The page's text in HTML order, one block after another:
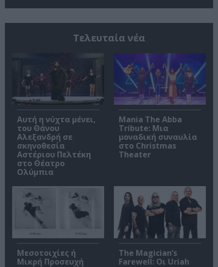
Τελευταία νέα
Αυτή η νύχτα μένει,
του Θάνου
Αλεξανδρή σε
σκηνοθεσία
Αστέριου Πελτέκη
στο Θέατρο
Ολύμπια
Mania The Abba
Tribute: Μια
μοναδική συναυλία
στο Christmas
Theater
Μεσοτοιχίες ή
Μικρή Προσευχή
The Magician’s
Farewell: Οι Uriah